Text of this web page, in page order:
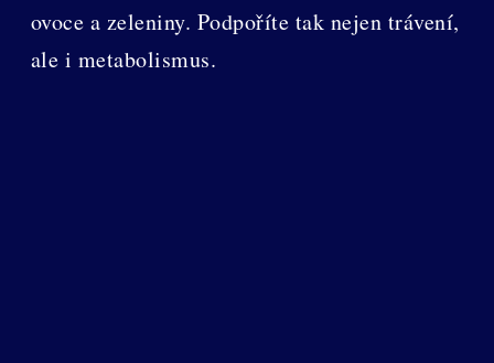
ovoce a zeleniny. Podpoříte tak nejen trávení,
ale i metabolismus.